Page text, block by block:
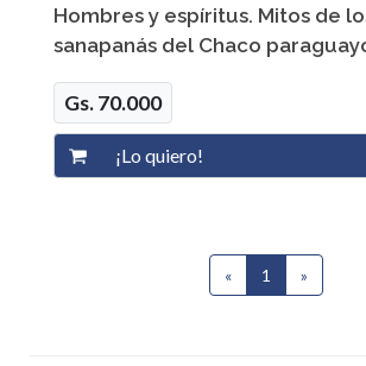
Hombres y espíritus. Mitos de
sanapanás del Chaco
Gs. 70.000
« 1 (current)
»